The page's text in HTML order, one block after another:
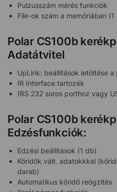
Pulzusszám mérés funkciók
File-ok szám a memóriában (1
Polar CS100b
Adatátvitel
UpLink: beállítások letöltése a
IR Interface tartozék
(RS 232 soros porthoz vagy
Polar CS100b
Edzésfunkciók:
Edzési beállítások (1 db)
Köridők vált. adatokkkal
darab)
Automatikus köridő reögzítés